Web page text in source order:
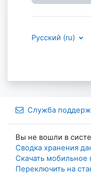
Русский ‎(ru)‎
Служба
Вы не вошли в
Сводка хранения
Скачать
Переключить на